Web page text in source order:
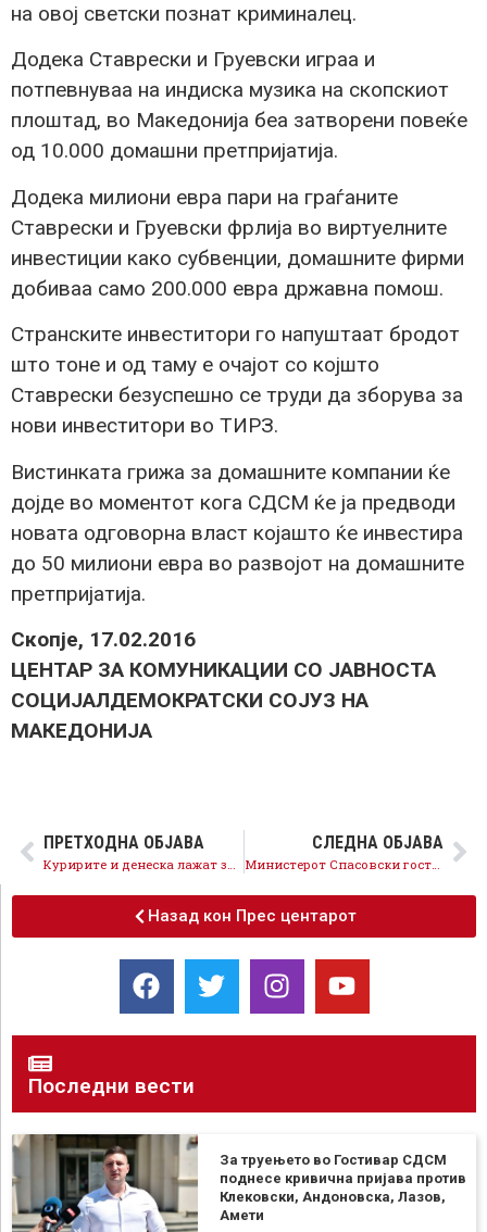
на овој светски познат криминалец.
Додека Ставрески и Груевски играа и
потпевнуваа на индиска музика на скопскиот
плоштад, во Македонија беа затворени повеќе
од 10.000 домашни претпријатија.
Додека милиони евра пари на граѓаните
Ставрески и Груевски фрлија во виртуелните
инвестиции како субвенции, домашните фирми
добиваа само 200.000 евра државна помош.
Странските инвеститори го напуштаат бродот
што тоне и од таму е очајот со којшто
Ставрески безуспешно се труди да зборува за
нови инвеститори во ТИРЗ.
Вистинката грижа за домашните компании ќе
дојде во моментот кога СДСМ ќе ја предводи
новата одговорна власт којашто ќе инвестира
до 50 милиони евра во развојот на домашните
претпријатија.
Скопје, 17.02.2016
ЦЕНТАР ЗА КОМУНИКАЦИИ СО ЈАВНОСТА
СОЦИЈАЛДЕМОКРАТСКИ СОЈУЗ НА
МАКЕДОНИЈА
ПРЕТХОДНА ОБЈАВА СЛЕДНА ОБЈАВА
Министерот Спасовски гостин во 10 минути на Телевизија 21
Назад кон Прес центарот
Последни вести
За труењето во Гостивар СДСМ
поднесе кривична пријава против
Клековски, Андоновска, Лазов,
Амети